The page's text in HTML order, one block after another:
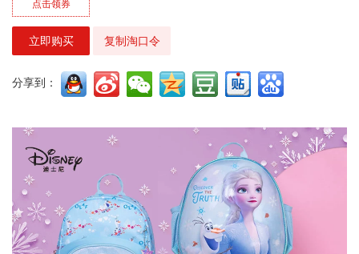
点击领券
立即购买 复制淘口令
分享到：